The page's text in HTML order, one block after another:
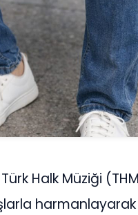
Halk Müziği